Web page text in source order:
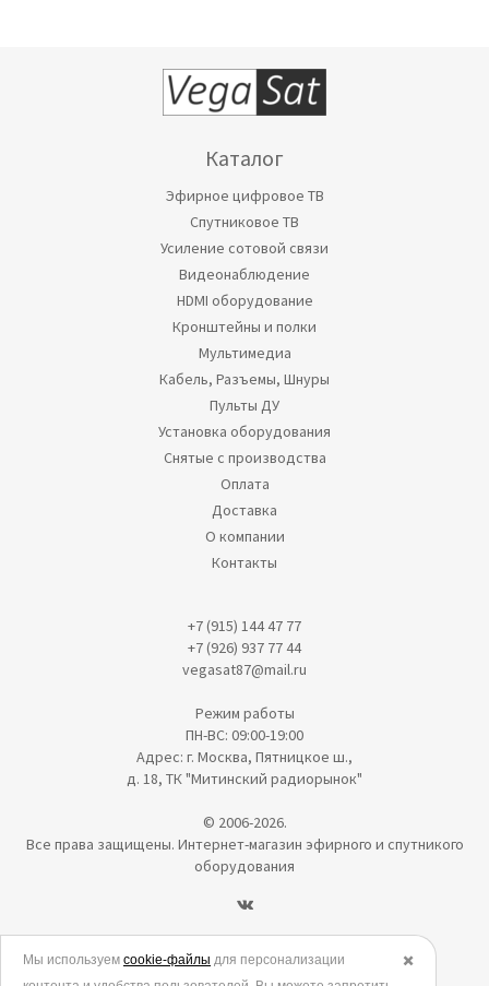
Каталог
Эфирное цифровое ТВ
Спутниковое ТВ
Усиление сотовой связи
Видеонаблюдение
HDMI оборудование
Кронштейны и полки
Мультимедиа
Кабель, Разъемы, Шнуры
Пульты ДУ
Установка оборудования
Снятые с производства
Оплата
Доставка
О компании
Контакты
+7 (915) 144 47 77
+7 (926) 937 77 44
vegasat87@mail.ru
Режим работы
ПН-ВС: 09:00-19:00
Адрес: г. Москва, Пятницкое ш.,
д. 18, ТК "Митинский радиорынок"
© 2006-2026.
Все права защищены. Интернет-магазин эфирного и спутникого
оборудования
Политика в отношении обработки персональных данных
✖️
Мы используем cookie-файлы для персонализации